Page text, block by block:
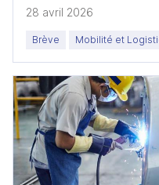
28 avril 2026
Brève Mobilité et